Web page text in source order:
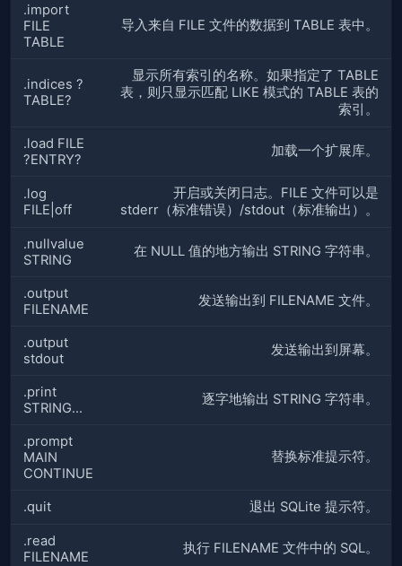
.import
FILE
TABLE
导入来自 FILE 文件的数据到 TABLE 表中。
.indices ?
TABLE?
显示所有索引的名称。如果指定了 TABLE
表，则只显示匹配 LIKE 模式的 TABLE 表的
索引。
.load FILE
?ENTRY?
加载一个扩展库。
.log
FILE|off
开启或关闭日志。FILE 文件可以是
stderr（标准错误）/stdout（标准输出）。
.nullvalue
STRING
在 NULL 值的地方输出 STRING 字符串。
.output
FILENAME
发送输出到 FILENAME 文件。
.output
stdout
发送输出到屏幕。
.print
STRING...
逐字地输出 STRING 字符串。
.prompt
MAIN
CONTINUE
替换标准提示符。
.quit 退出 SQLite 提示符。
.read
FILENAME
执行 FILENAME 文件中的 SQL。